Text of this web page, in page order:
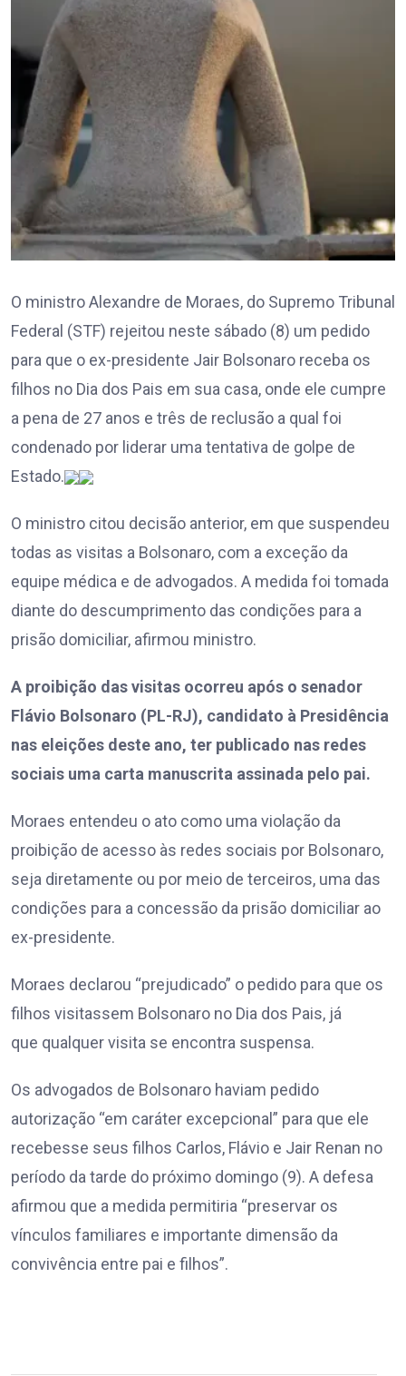
O ministro Alexandre de Moraes, do Supremo Tribunal
Federal (STF) rejeitou neste sábado (8) um pedido
para que o ex-presidente Jair Bolsonaro receba os
filhos no Dia dos Pais em sua casa, onde ele cumpre
a pena de 27 anos e três de reclusão a qual foi
condenado por liderar uma tentativa de golpe de
Estado.
O ministro citou decisão anterior, em que suspendeu
todas as visitas a Bolsonaro, com a exceção da
equipe médica e de advogados. A medida foi tomada
diante do descumprimento das condições para a
prisão domiciliar, afirmou ministro.
A proibição das visitas ocorreu após o senador
Flávio Bolsonaro (PL-RJ), candidato à Presidência
nas eleições deste ano, ter publicado nas redes
sociais uma carta manuscrita assinada pelo pai.
Moraes entendeu o ato como uma violação da
proibição de acesso às redes sociais por Bolsonaro,
seja diretamente ou por meio de terceiros, uma das
condições para a concessão da prisão domiciliar ao
ex-presidente.
Moraes declarou “prejudicado” o pedido para que os
filhos visitassem Bolsonaro no Dia dos Pais, já
que qualquer visita se encontra suspensa.
Os advogados de Bolsonaro haviam pedido
autorização “em caráter excepcional” para que ele
recebesse seus filhos Carlos, Flávio e Jair Renan no
período da tarde do próximo domingo (9). A defesa
afirmou que a medida permitiria “preservar os
vínculos familiares e importante dimensão da
convivência entre pai e filhos”.